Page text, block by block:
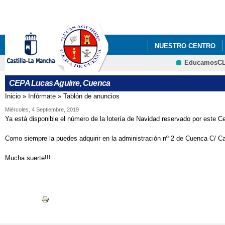
NUESTRO CENTRO
AULA MENTOR
CEPA Lucas Aguirre, Cuenca
Se encuentra usted aquí
Inicio » Infórmate » Tablón de anuncios
Miércoles, 4 Septiembre, 2019
Ya está disponible el número de la lotería de Navidad reservado por este
Como siempre la puedes adquirir en la administración nº 2 de Cuenca C/
Mucha suerte!!!